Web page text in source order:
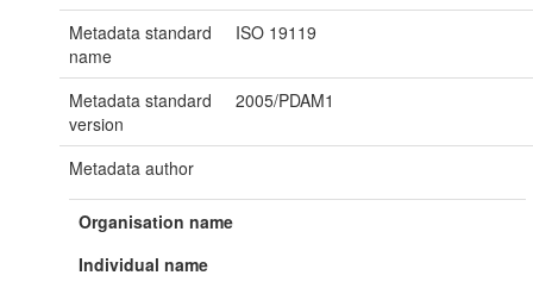
Metadata standard
name
ISO 19119
Metadata standard
version
2005/PDAM1
Metadata author
Organisation name
Individual name